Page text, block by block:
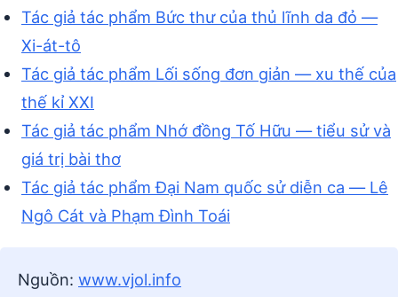
Tác giả tác phẩm Bức thư của thủ lĩnh da đỏ —
Xi-át-tô
Tác giả tác phẩm Lối sống đơn giản — xu thế của
thế kỉ XXI
Tác giả tác phẩm Nhớ đồng Tố Hữu — tiểu sử và
giá trị bài thơ
Tác giả tác phẩm Đại Nam quốc sử diễn ca — Lê
Ngô Cát và Phạm Đình Toái
Nguồn: www.vjol.info